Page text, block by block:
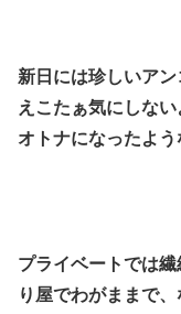
新日には珍しいア
えこたぁ気にしな
オトナになったよう
プライベートでは
り屋でわがままで